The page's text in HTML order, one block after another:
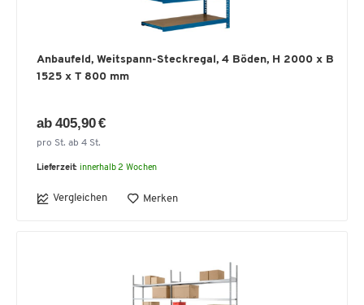
Anbaufeld, Weitspann-Steckregal, 4 Böden, H 2000 x B
1525 x T 800 mm
ab 405,90 €
pro St. ab 4 St.
Lieferzeit: innerhalb 2 Wochen
Vergleichen Merken